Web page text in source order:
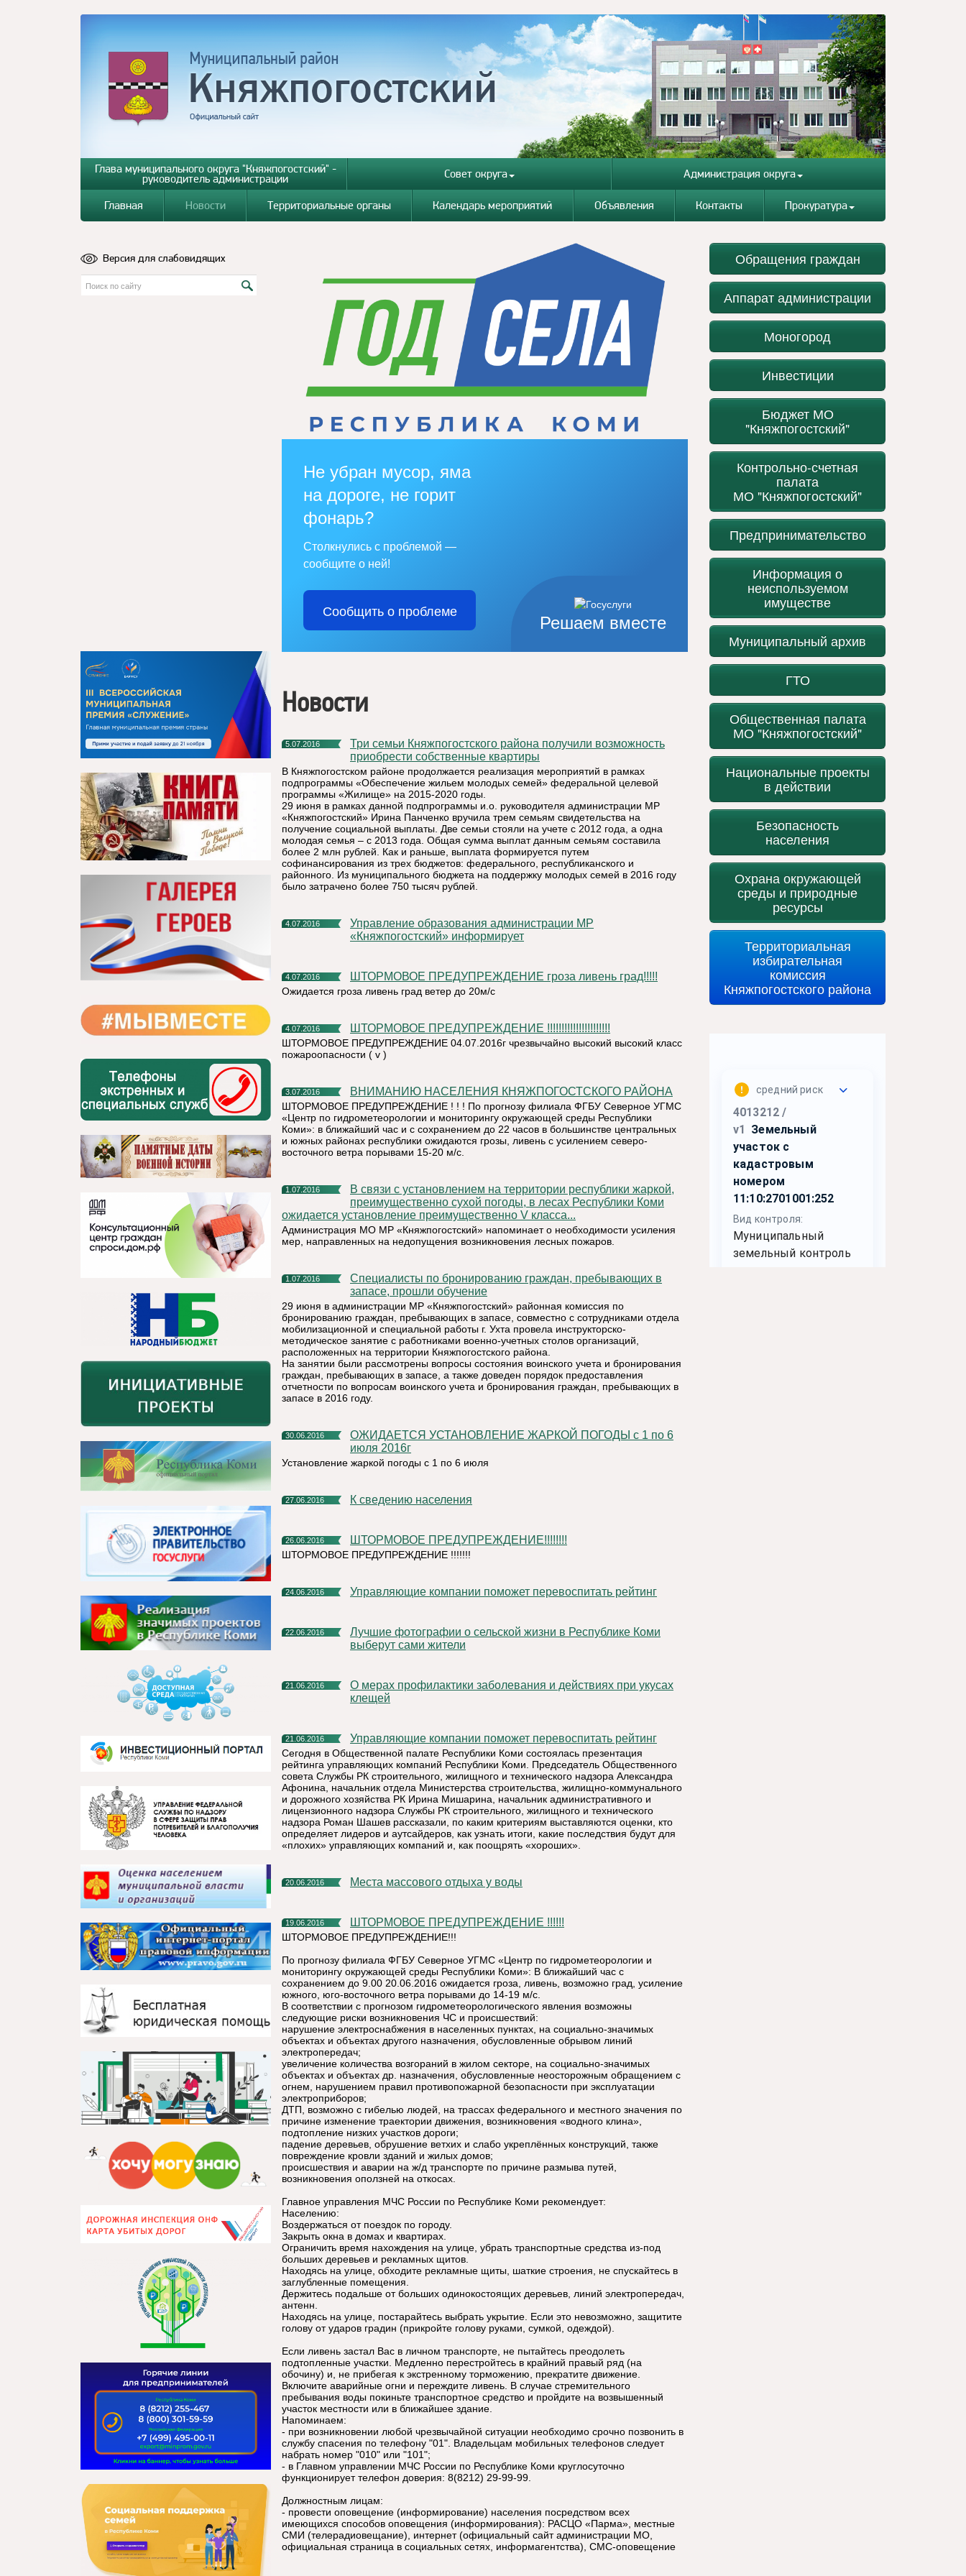
Глава муниципального округа "Княжпогостский" -
руководитель администрации Совет округа Администрация округа
Главная Новости Территориальные органы Календарь мероприятий Объявления Контакты Прокуратура
Версия для слабовидящих
Решаем вместе
Не убран мусор, яма
на дороге, не горит
фонарь?
Столкнулись с проблемой —
сообщите о ней!
Сообщить о проблеме
Новости
5.07.2016
Три семьи Княжпогостского района получили возможность
приобрести собственные квартиры
В Княжпогостском районе продолжается реализация мероприятий в рамках
подпрограммы «Обеспечение жильем молодых семей» федеральной целевой
программы «Жилище» на 2015-2020 годы.
29 июня в рамках данной подпрограммы и.о. руководителя администрации МР
«Княжпогостский» Ирина Панченко вручила трем семьям свидетельства на
получение социальной выплаты. Две семьи стояли на учете с 2012 года, а одна
молодая семья – с 2013 года. Общая сумма выплат данным семьям составила
более 2 млн рублей. Как и раньше, выплата формируется путем
софинансирования из трех бюджетов: федерального, республиканского и
районного. Из муниципального бюджета на поддержку молодых семей в 2016 году
было затрачено более 750 тысяч рублей.
4.07.2016
Управление образования администрации МР
«Княжпогостский» информирует
4.07.2016 ШТОРМОВОЕ ПРЕДУПРЕЖДЕНИЕ гроза ливень град!!!!!
Ожидается гроза ливень град ветер до 20м/с
4.07.2016 ШТОРМОВОЕ ПРЕДУПРЕЖДЕНИЕ !!!!!!!!!!!!!!!!!!!!!!
ШТОРМОВОЕ ПРЕДУПРЕЖДЕНИЕ 04.07.2016г чрезвычайно высокий высокий класс
пожароопасности ( v )
3.07.2016 ВНИМАНИЮ НАСЕЛЕНИЯ КНЯЖПОГОСТСКОГО РАЙОНА
ШТОРМОВОЕ ПРЕДУПРЕЖДЕНИЕ ! ! ! По прогнозу филиала ФГБУ Северное УГМС
«Центр по гидрометеорологии и мониторингу окружающей среды Республики
Коми»: в ближайший час и с сохранением до 22 часов в большинстве центральных
и южных районах республики ожидаются грозы, ливень с усилением северо-
восточного ветра порывами 15-20 м/с.
1.07.2016
В связи с установлением на территории республики жаркой,
преимущественно сухой погоды, в лесах Республики Коми
ожидается установление преимущественно V класса...
Администрация МО МР «Княжпогостский» напоминает о необходимости усиления
мер, направленных на недопущения возникновения лесных пожаров.
1.07.2016
Специалисты по бронированию граждан, пребывающих в
запасе, прошли обучение
29 июня в администрации МР «Княжпогостский» районная комиссия по
бронированию граждан, пребывающих в запасе, совместно с сотрудниками отдела
мобилизационной и специальной работы г. Ухта провела инструкторско-
методическое занятие с работниками военно-учетных столов организаций,
расположенных на территории Княжпогостского района.
На занятии были рассмотрены вопросы состояния воинского учета и бронирования
граждан, пребывающих в запасе, а также доведен порядок предоставления
отчетности по вопросам воинского учета и бронирования граждан, пребывающих в
запасе в 2016 году.
30.06.2016
ОЖИДАЕТСЯ УСТАНОВЛЕНИЕ ЖАРКОЙ ПОГОДЫ с 1 по 6
июля 2016г
Установление жаркой погоды с 1 по 6 июля
27.06.2016 К сведению населения
26.06.2016 ШТОРМОВОЕ ПРЕДУПРЕЖДЕНИЕ!!!!!!!!
ШТОРМОВОЕ ПРЕДУПРЕЖДЕНИЕ !!!!!!!
24.06.2016 Управляющие компании поможет перевоспитать рейтинг
22.06.2016
Лучшие фотографии о сельской жизни в Республике Коми
выберут сами жители
21.06.2016
О мерах профилактики заболевания и действиях при укусах
клещей
21.06.2016 Управляющие компании поможет перевоспитать рейтинг
Сегодня в Общественной палате Республики Коми состоялась презентация
рейтинга управляющих компаний Республики Коми. Председатель Общественного
совета Службы РК строительного, жилищного и технического надзора Александра
Афонина, начальник отдела Министерства строительства, жилищно-коммунального
и дорожного хозяйства РК Ирина Мишарина, начальник административного и
лицензионного надзора Службы РК строительного, жилищного и технического
надзора Роман Шашев рассказали, по каким критериям выставляются оценки, кто
определяет лидеров и аутсайдеров, как узнать итоги, какие последствия будут для
«плохих» управляющих компаний и, как поощрять «хороших».
20.06.2016 Места массового отдыха у воды
19.06.2016 ШТОРМОВОЕ ПРЕДУПРЕЖДЕНИЕ !!!!!!
ШТОРМОВОЕ ПРЕДУПРЕЖДЕНИЕ!!!
По прогнозу филиала ФГБУ Северное УГМС «Центр по гидрометеорологии и
мониторингу окружающей среды Республики Коми»: В ближайший час с
сохранением до 9.00 20.06.2016 ожидается гроза, ливень, возможно град, усиление
южного, юго-восточного ветра порывами до 14-19 м/с.
В соответствии с прогнозом гидрометеорологического явления возможны
следующие риски возникновения ЧС и происшествий:
нарушение электроснабжения в населенных пунктах, на социально-значимых
объектах и объектах другого назначения, обусловленные обрывом линий
электропередач;
увеличение количества возгораний в жилом секторе, на социально-значимых
объектах и объектах др. назначения, обусловленные неосторожным обращением с
огнем, нарушением правил противопожарной безопасности при эксплуатации
электроприборов;
ДТП, возможно с гибелью людей, на трассах федерального и местного значения по
причине изменение траектории движения, возникновения «водного клина»,
подтопление низких участков дороги;
падение деревьев, обрушение ветхих и слабо укреплённых конструкций, также
повреждение кровли зданий и жилых домов;
происшествия и аварии на ж/д транспорте по причине размыва путей,
возникновения оползней на откосах.
Главное управления МЧС России по Республике Коми рекомендует:
Населению:
Воздержаться от поездок по городу.
Закрыть окна в домах и квартирах.
Ограничить время нахождения на улице, убрать транспортные средства из-под
больших деревьев и рекламных щитов.
Находясь на улице, обходите рекламные щиты, шаткие строения, не спускайтесь в
заглубленные помещения.
Держитесь подальше от больших одинокостоящих деревьев, линий электропередач,
антенн.
Находясь на улице, постарайтесь выбрать укрытие. Если это невозможно, защитите
голову от ударов градин (прикройте голову руками, сумкой, одеждой).
Если ливень застал Вас в личном транспорте, не пытайтесь преодолеть
подтопленные участки. Медленно перестройтесь в крайний правый ряд (на
обочину) и, не прибегая к экстренному торможению, прекратите движение.
Включите аварийные огни и переждите ливень. В случае стремительного
пребывания воды покиньте транспортное средство и пройдите на возвышенный
участок местности или в ближайшее здание.
Напоминаем:
- при возникновении любой чрезвычайной ситуации необходимо срочно позвонить в
службу спасения по телефону "01". Владельцам мобильных телефонов следует
набрать номер "010" или "101";
- в Главном управлении МЧС России по Республике Коми круглосуточно
функционирует телефон доверия: 8(8212) 29-99-99.
Должностным лицам:
- провести оповещение (информирование) населения посредством всех
имеющихся способов оповещения (информирования): РАСЦО «Парма», местные
СМИ (телерадиовещание), интернет (официальный сайт администрации МО,
официальная страница в социальных сетях, информагентства), СМС-оповещение
Обращения граждан
Аппарат администрации
Моногород
Инвестиции
Бюджет МО
"Княжпогостский"
Контрольно-счетная
палата
МО "Княжпогостский"
Предпринимательство
Информация о
неиспользуемом
имуществе
Муниципальный архив
ГТО
Общественная палата
МО "Княжпогостский"
Национальные проекты
в действии
Безопасность
населения
Охрана окружающей
среды и природные
ресурсы
Территориальная
избирательная
комиссия
Княжпогостского района